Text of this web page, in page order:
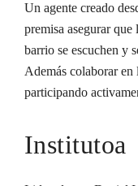
Un agente creado
premisa asegurar que
barrio se escuchen y
Además colaborar en
participando
Institutoa